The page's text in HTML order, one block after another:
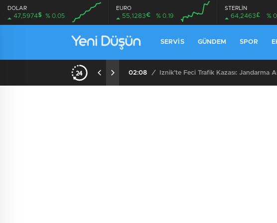
DOLAR
47,5974$ % 0.05
EURO
55,1283€ % 0.19
STERLİN
64,2463£ %
SERVIS GÜNDEM SPOR
02:08 / İznik’te Feci Trafik Kazası: Jandarma